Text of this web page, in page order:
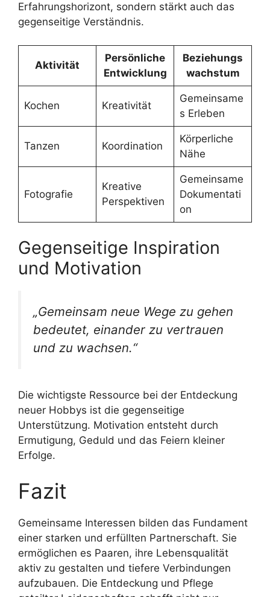
Erfahrungshorizont, sondern stärkt auch das
gegenseitige Verständnis.
Aktivität
Persönliche
Entwicklung
Beziehungs
wachstum
Kochen Kreativität
Gemeinsame
s Erleben
Tanzen Koordination
Körperliche
Nähe
Fotografie
Kreative
Perspektiven
Gemeinsame
Dokumentati
on
Gegenseitige Inspiration
und Motivation
„Gemeinsam neue Wege zu gehen
bedeutet, einander zu vertrauen
und zu wachsen.“
Die wichtigste Ressource bei der Entdeckung
neuer Hobbys ist die gegenseitige
Unterstützung. Motivation entsteht durch
Ermutigung, Geduld und das Feiern kleiner
Erfolge.
Fazit
Gemeinsame Interessen bilden das Fundament
einer starken und erfüllten Partnerschaft. Sie
ermöglichen es Paaren, ihre Lebensqualität
aktiv zu gestalten und tiefere Verbindungen
aufzubauen. Die Entdeckung und Pflege